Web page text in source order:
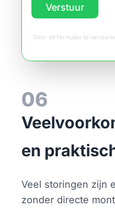
Verstuur
Door dit formulier te
06
en
Veel storingen zijn
zonder directe